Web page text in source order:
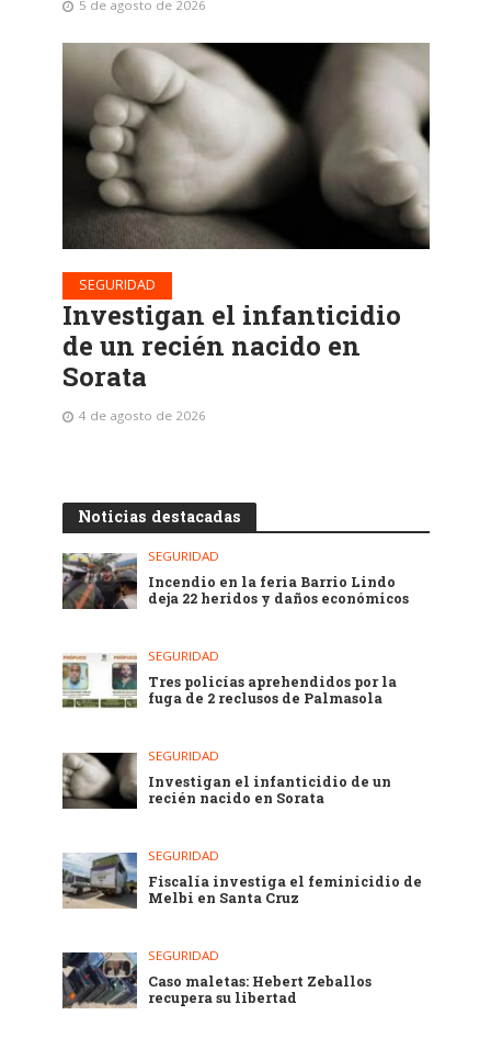
5 de agosto de 2026
SEGURIDAD
Investigan el infanticidio
de un recién nacido en
Sorata
4 de agosto de 2026
Noticias destacadas
SEGURIDAD
Incendio en la feria Barrio Lindo
deja 22 heridos y daños económicos
SEGURIDAD
Tres policías aprehendidos por la
fuga de 2 reclusos de Palmasola
SEGURIDAD
Investigan el infanticidio de un
recién nacido en Sorata
SEGURIDAD
Fiscalía investiga el feminicidio de
Melbi en Santa Cruz
SEGURIDAD
Caso maletas: Hebert Zeballos
recupera su libertad